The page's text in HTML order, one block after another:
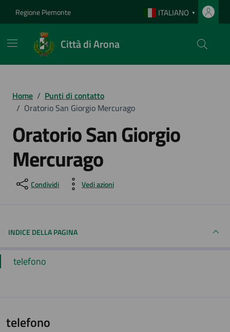
Regione Piemonte ITALIANO ▼
Città di Arona
Home / Punti di contatto
/ Oratorio San Giorgio Mercurago
Oratorio San Giorgio
Mercurago
Condividi Vedi azioni
INDICE DELLA PAGINA
telefono
telefono